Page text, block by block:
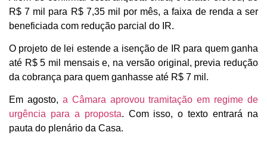
R$ 7 mil para R$ 7,35 mil por mês, a faixa de renda a ser
beneficiada com redução parcial do IR.
O projeto de lei estende a isenção de IR para quem ganha
até R$ 5 mil mensais e, na versão original, previa redução
da cobrança para quem ganhasse até R$ 7 mil.
Em agosto, a Câmara aprovou tramitação em regime de
urgência para a proposta. Com isso, o texto entrará na
pauta do plenário da Casa.